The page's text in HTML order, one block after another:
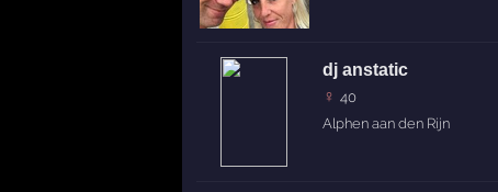
dj anstatic
♀ 40
Alphen aan den Rijn